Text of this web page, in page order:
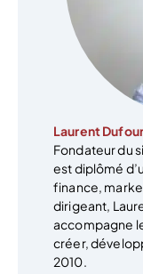
Laurent Dufour
Fondateur du
est diplômé
finance,
dirigeant,
accompagne
créer,
2010.